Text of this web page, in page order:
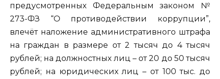
предусмотренных Федеральным законом №
273-ФЗ “О противодействии коррупции”,
влечёт наложение административного штрафа
на граждан в размере от 2 тысяч до 4 тысяч
рублей; на должностных лиц – от 20 до 50 тысяч
рублей; на юридических лиц – от 100 тыс. до